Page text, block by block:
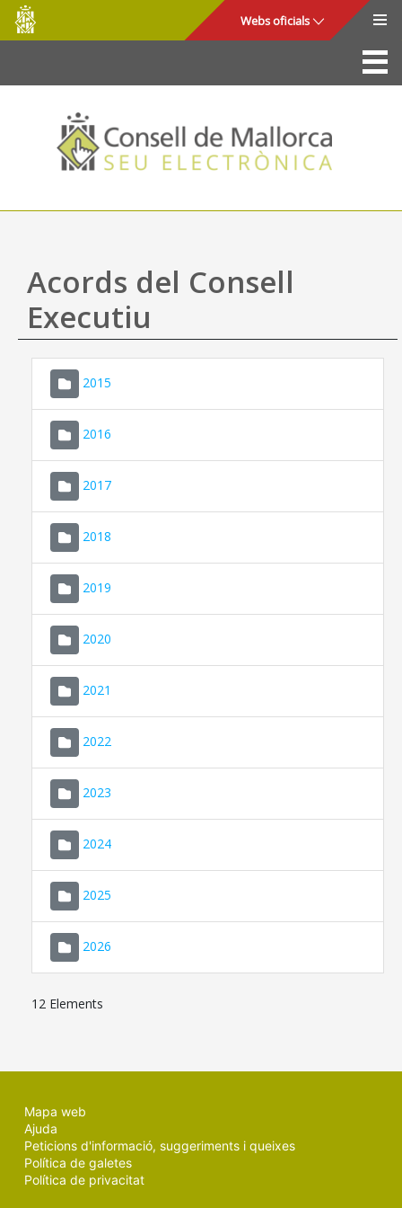
Salta al contingut principal
Consell
de
Mallorca
Webs oficials
La Seu
Consell de Mallorca
Accés i seguretat
Utilitats
Ajuda
Acords del Consell
Executiu
2015
2016
2017
2018
2019
2020
2021
2022
2023
2024
2025
2026
12 Elements
Mapa web
Ajuda
Peticions d'informació, suggeriments i queixes
Política de galetes
Política de privacitat